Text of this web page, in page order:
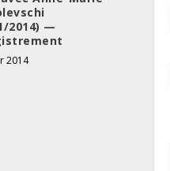
2014) —
2014